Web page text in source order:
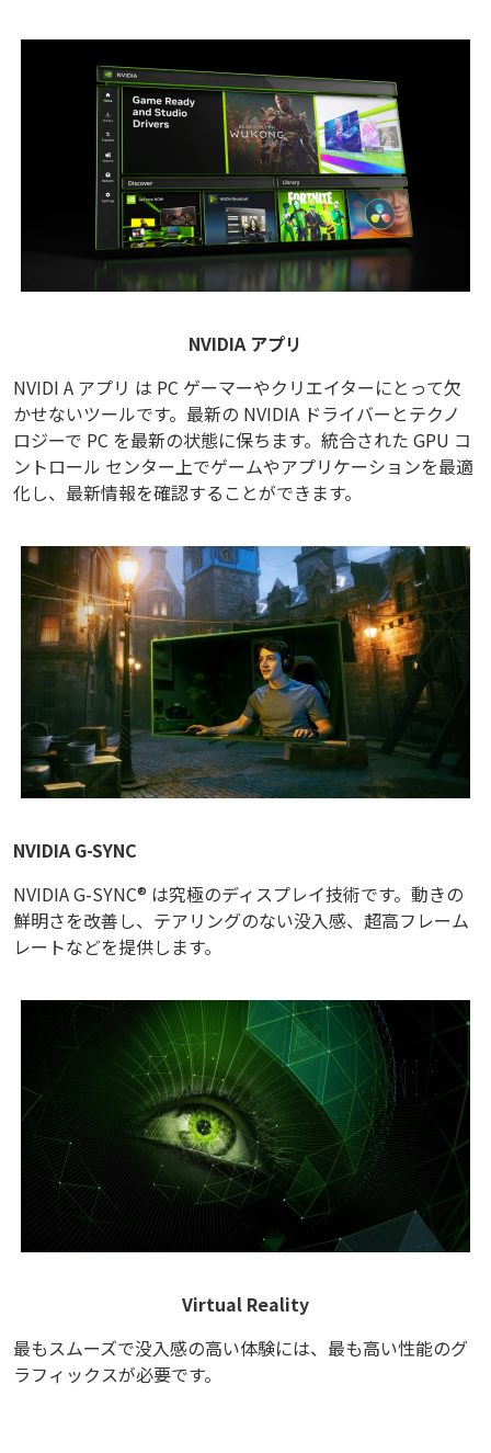
NVIDIA アプリ
NVIDI A アプリ は PC ゲーマーやクリエイターにとって欠
かせないツールです。最新の NVIDIA ドライバーとテクノ
ロジーで PC を最新の状態に保ちます。統合された GPU コ
ントロール センター上でゲームやアプリケーションを最適
化し、最新情報を確認することができます。
NVIDIA G-SYNC
NVIDIA G-SYNC® は究極のディスプレイ技術です。動きの
鮮明さを改善し、テアリングのない没入感、超高フレーム
レートなどを提供します。
Virtual Reality
最もスムーズで没入感の高い体験には、最も高い性能のグ
ラフィックスが必要です。